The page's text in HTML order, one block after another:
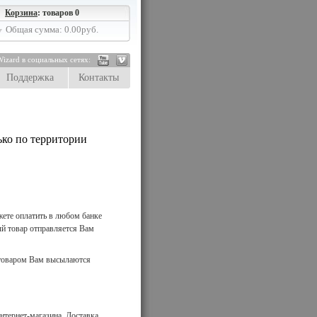
Корзина: товаров 0
Общая сумма: 0.00руб.
в социальных сетях:
Поддержка Контакты
по территории
оплатить в любом банке
товар отправляется Вам
Вам высылаются